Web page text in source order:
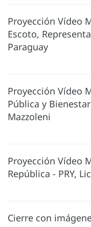
Proyección Vídeo
Escoto,
Paraguay
Proyección Vídeo
Pública y Bienestar
Mazzoleni
Proyección Vídeo
República - PRY,
Cierre con